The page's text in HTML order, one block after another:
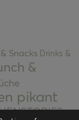
Snacks Drinks &
&
pikant